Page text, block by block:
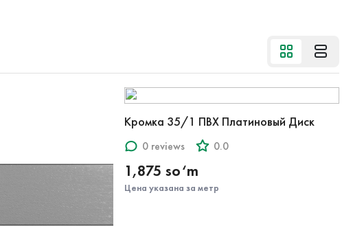
Кромка 35/1 ПВХ Платиновый Диск
0 reviews 0.0
1,875 so‘m
Цена указана за метр